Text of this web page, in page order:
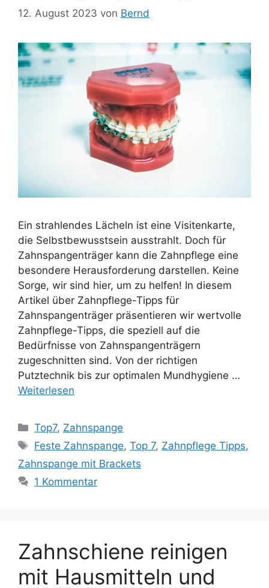
12. August 2023 von Bernd
Ein strahlendes Lächeln ist eine Visitenkarte,
die Selbstbewusstsein ausstrahlt. Doch für
Zahnspangenträger kann die Zahnpflege eine
besondere Herausforderung darstellen. Keine
Sorge, wir sind hier, um zu helfen! In diesem
Artikel über Zahnpflege-Tipps für
Zahnspangenträger präsentieren wir wertvolle
Zahnpflege-Tipps, die speziell auf die
Bedürfnisse von Zahnspangenträgern
zugeschnitten sind. Von der richtigen
Putztechnik bis zur optimalen Mundhygiene …
Weiterlesen
Kategorien
Top7, Zahnspange
Schlagwörter
Feste Zahnspange,Top 7, Zahnpflege Tipps,
Zahnspange mit Brackets
1 Kommentar
Zahnschiene reinigen
mit Hausmitteln und